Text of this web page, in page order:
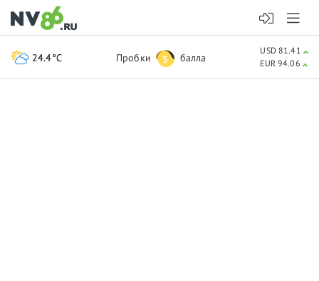
24.4°C Пробки 5 балла
USD 81.41
EUR 94.06